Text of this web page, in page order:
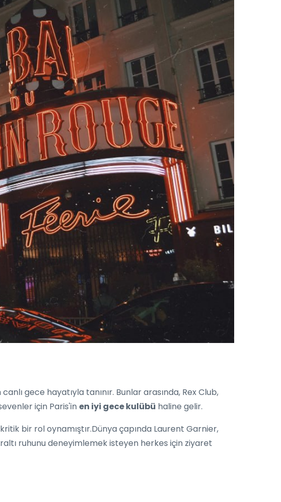
gece hayatıyla tanınır. Bunlar arasında, Rex Club,
için Paris'in en iyi gece kulübü haline gelir.
bir rol oynamıştır.Dünya çapında Laurent Garnier,
ruhunu deneyimlemek isteyen herkes için ziyaret